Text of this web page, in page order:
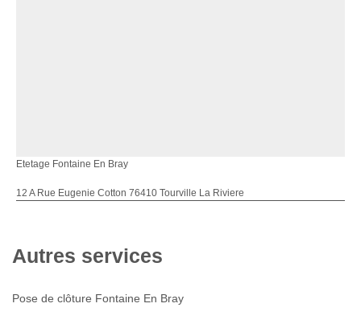
Etetage Fontaine En Bray
12 A Rue Eugenie Cotton 76410 Tourville La Riviere
Autres services
Pose de clôture Fontaine En Bray